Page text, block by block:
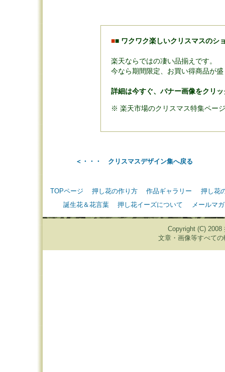
■■ ワクワク楽しいクリスマスのシ
楽天ならではの凄い品揃えです。
今なら期間限定、お買い得商品が
詳細は今すぐ、バナー画像をクリ
※ 楽天市場のクリスマス特集ペー
＜・・・ クリスマスデザイン集へ戻る
TOPページ 押し花の作り方 作品ギャラリー
押し花
誕生花＆花言葉
押し花イーズについて メールマ
Copyright (C)
文章・画像等すべて